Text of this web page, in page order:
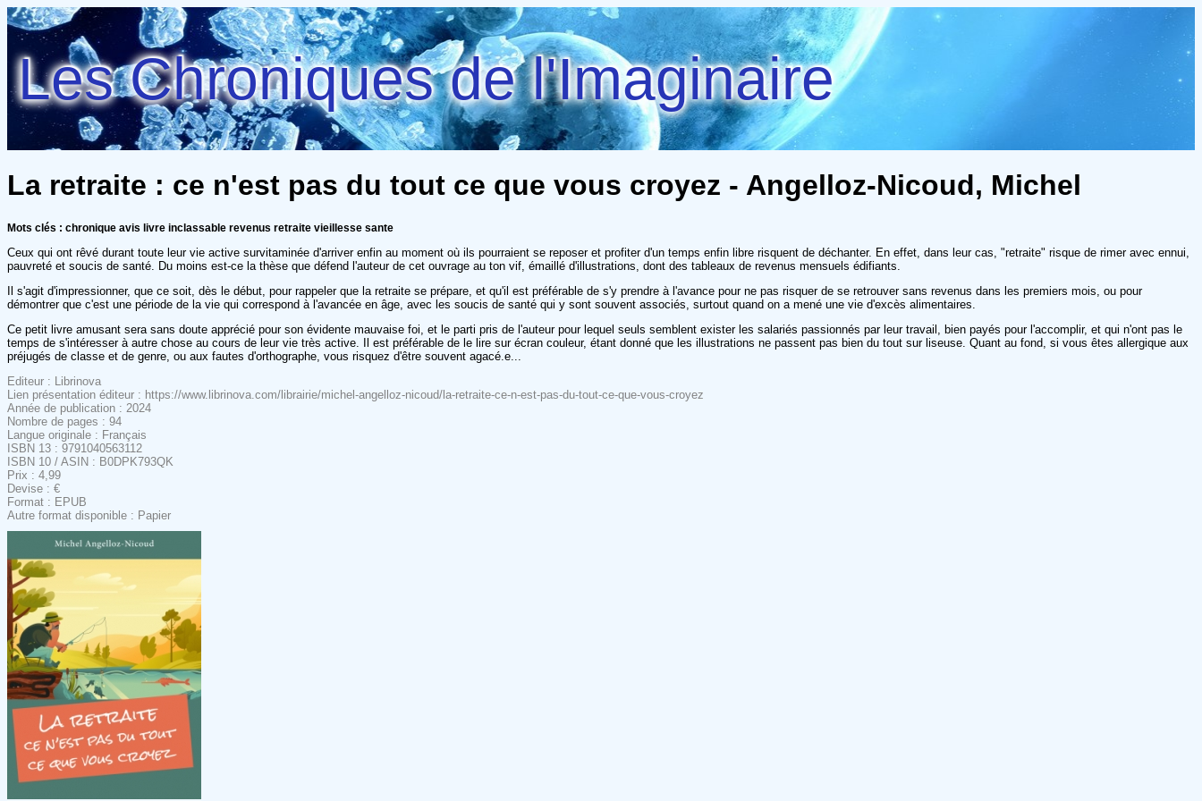
Les Chroniques de l'Imaginaire
La retraite : ce n'est pas du tout ce que vous croyez - Angelloz-Nicoud, Michel
Mots clés : chronique avis livre inclassable revenus retraite vieillesse sante
Ceux qui ont rêvé durant toute leur vie active survitaminée d'arriver enfin au moment où ils pourraient se reposer et profiter d'un temps enfin libre risquent de déchanter. En effet, dans leur cas, "retraite" risque de rimer avec ennui,
pauvreté et soucis de santé. Du moins est-ce la thèse que défend l'auteur de cet ouvrage au ton vif, émaillé d'illustrations, dont des tableaux de revenus mensuels édifiants.
Il s'agit d'impressionner, que ce soit, dès le début, pour rappeler que la retraite se prépare, et qu'il est préférable de s'y prendre à l'avance pour ne pas risquer de se retrouver sans revenus dans les premiers mois, ou pour
démontrer que c'est une période de la vie qui correspond à l'avancée en âge, avec les soucis de santé qui y sont souvent associés, surtout quand on a mené une vie d'excès alimentaires.
Ce petit livre amusant sera sans doute apprécié pour son évidente mauvaise foi, et le parti pris de l'auteur pour lequel seuls semblent exister les salariés passionnés par leur travail, bien payés pour l'accomplir, et qui n'ont pas le
temps de s'intéresser à autre chose au cours de leur vie très active. Il est préférable de le lire sur écran couleur, étant donné que les illustrations ne passent pas bien du tout sur liseuse. Quant au fond, si vous êtes allergique aux
préjugés de classe et de genre, ou aux fautes d'orthographe, vous risquez d'être souvent agacé.e...
Editeur : Librinova
Lien présentation éditeur : https://www.librinova.com/librairie/michel-angelloz-nicoud/la-retraite-ce-n-est-pas-du-tout-ce-que-vous-croyez
Année de publication : 2024
Nombre de pages : 94
Langue originale : Français
ISBN 13 : 9791040563112
ISBN 10 / ASIN : B0DPK793QK
Prix : 4,99
Devise : €
Format : EPUB
Autre format disponible : Papier